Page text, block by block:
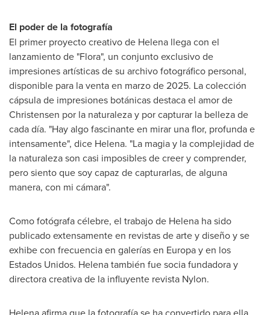
El poder de la fotografía
El primer proyecto creativo de Helena llega con el
lanzamiento de "Flora", un conjunto exclusivo de
impresiones artísticas de su archivo fotográfico personal,
disponible para la venta en marzo de 2025. La colección
cápsula de impresiones botánicas destaca el amor de
Christensen por la naturaleza y por capturar la belleza de
cada día. "Hay algo fascinante en mirar una flor, profunda e
intensamente", dice Helena. "La magia y la complejidad de
la naturaleza son casi imposibles de creer y comprender,
pero siento que soy capaz de capturarlas, de alguna
manera, con mi cámara".
Como fotógrafa célebre, el trabajo de Helena ha sido
publicado extensamente en revistas de arte y diseño y se
exhibe con frecuencia en galerías en Europa y en los
Estados Unidos. Helena también fue socia fundadora y
directora creativa de la influyente revista Nylon.
Helena afirma que la fotografía se ha convertido para ella